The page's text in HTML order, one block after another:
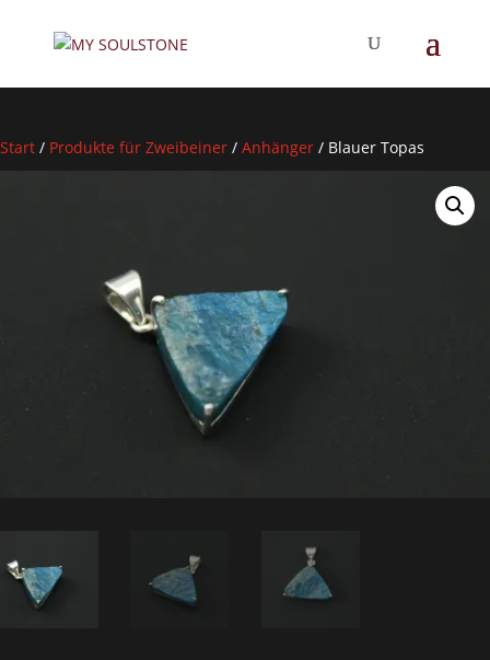
Start / Produkte für Zweibeiner / Anhänger / Blauer Topas